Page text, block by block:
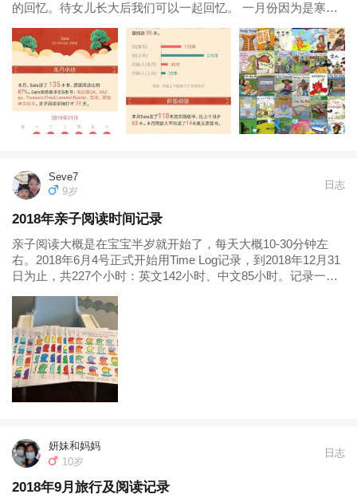
的回忆。待女儿长大后我们可以一起回忆。 一月份因为是寒
来。...
Seve7
9岁
日志
2018年亲子阅读时间记录
亲子阅读大概是在宝宝半岁就开始了，每天大概10-30分钟左
右。2018年6月4号正式开始用Time Log记录，到2018年12月31
日为止，共227个小时：英文142小时、中文85小时。记录一
一直都在读。现在基本上每天保持中文半小时、英文1...
妍妹和妈妈
10岁
日志
2018年9月旅行及阅读记录